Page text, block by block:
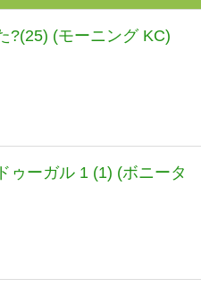
?(25) (モーニング KC)
ゥーガル 1 (1) (ボニータ